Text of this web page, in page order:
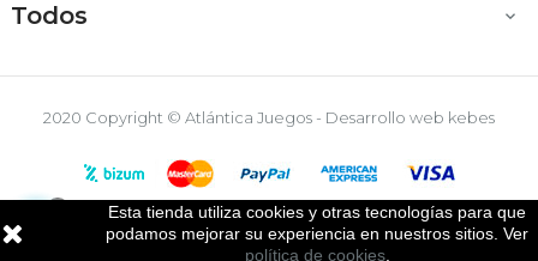
Todos 
Esta tienda utiliza cookies y otras tecnologías para que
podamos mejorar su experiencia en nuestros sitios. Ver
política de cookies.
2020 Copyright © Atlántica Juegos - Desarrollo web kebes